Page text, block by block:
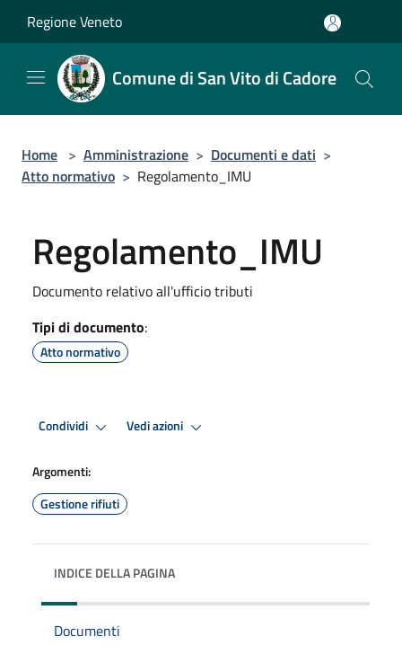
Regione Veneto
Comune di San Vito di Cadore
Home > Amministrazione > Documenti e dati >
Atto normativo > Regolamento_IMU
Regolamento_IMU
Documento relativo all'ufficio tributi
Tipi di documento:
Atto normativo
Condividi Vedi azioni
Argomenti:
Gestione rifiuti
INDICE DELLA PAGINA
Documenti